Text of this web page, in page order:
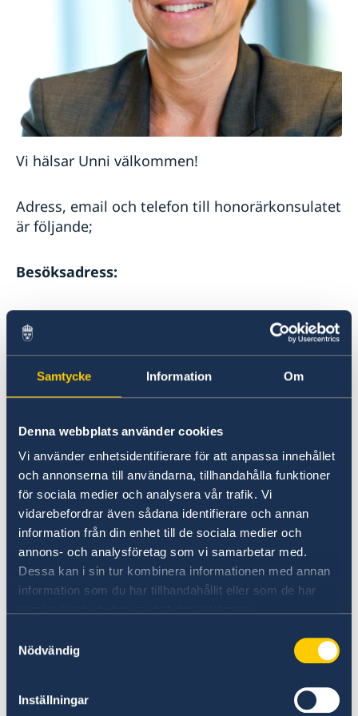
Samtycke Information Om
Denna webbplats använder cookies
Vi använder enhetsidentifierare för att anpassa innehållet
och annonserna till användarna, tillhandahålla funktioner
för sociala medier och analysera vår trafik. Vi
vidarebefordrar även sådana identifierare och annan
information från din enhet till de sociala medier och
annons- och analysföretag som vi samarbetar med.
Dessa kan i sin tur kombinera informationen med annan
information som du har tillhandahållit eller som de har
Nödvändig
Inställningar
Vi hälsar Unni välkommen!
Adress, email och telefon till honorärkonsulatet
är följande;
Besöksadress:
Sveriges honorärkonsulat i Kristiansand
Kjøita 18
4630 Kristiansand
Postadress:
Postboks 603
Lundsiden
4606 Kristiansand
Tel: +47 91 66 44 95
E-post:unni.farestveit@aenergi.no
telefon för bokning av besök/passutlämning